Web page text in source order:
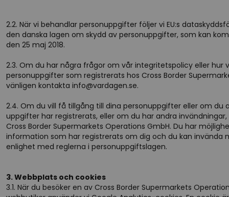
2.2. När vi behandlar personuppgifter följer vi EU:s
den danska lagen om skydd av personuppgifter, som kan
den 25 maj 2018.
2.3. Om du har några frågor om vår integritetspolicy eller hur
personuppgifter som registrerats hos Cross Border
vänligen kontakta info@vardagen.se.
2.4. Om du vill få tillgång till dina personuppgifter eller om du
uppgifter har registrerats, eller om du har andra
Cross Border Supermarkets Operations GmbH. Du har
information som har registrerats om dig och du kan invända
enlighet med reglerna i personuppgiftslagen.
3. Webbplats och cookies
3.1. När du besöker en av Cross Border Supermarkets